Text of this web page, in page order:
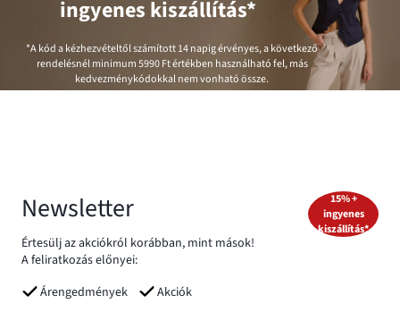
ingyenes kiszállítás*
*A kód a kézhezvételtől számított 14 napig érvényes, a következő
rendelésnél minimum5990 Ftértékben használható fel, más
kedvezménykódokkal nem vonható össze.
Newsletter
Értesülj az akciókról korábban, mint mások!
A feliratkozás előnyei:
Árengedmények
Akciók
15% +
ingyenes
kiszállítás*